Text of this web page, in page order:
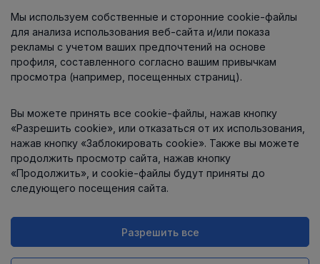
О компании
Информация
Контакты
Интернет-магазин работает
Мы используем собственные и сторонние cookie-файлы
для анализа использования веб-сайта и/или показа
рекламы с учетом ваших предпочтений на основе
профиля, составленного согласно вашим привычкам
просмотра (например, посещенных страниц).
Вы можете принять все cookie-файлы, нажав кнопку
«Разрешить cookie», или отказаться от их использования,
нажав кнопку «Заблокировать cookie». Также вы можете
продолжить просмотр сайта, нажав кнопку
«Продолжить», и cookie-файлы будут приняты до
следующего посещения сайта.
Разрешить все